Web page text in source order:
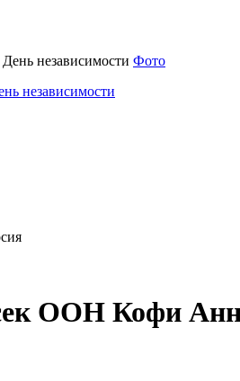
Фото
независимости
ООН Кофи